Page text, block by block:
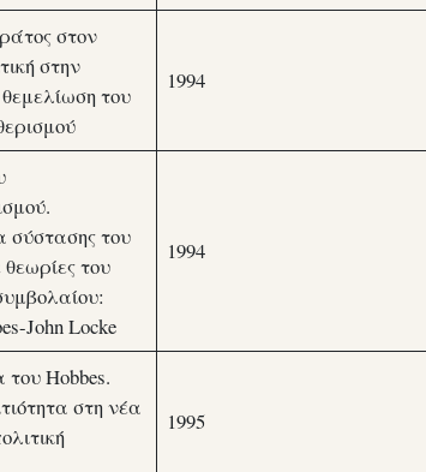
στον
στην
του
1994
του
θεωρίες του
John Locke
1994
Hobbes.
στη νέα
1995